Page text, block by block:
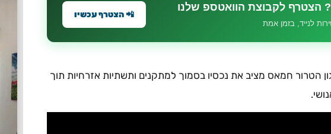
הצטרף לקבוצת הוואטספ שלנו
לנייד, בזמן אמת
📲 הצטרף עכשיו
הטרור חמאס מציב את נכסיו בסמוך למתקנים ותשתיות אזרחיות תוך